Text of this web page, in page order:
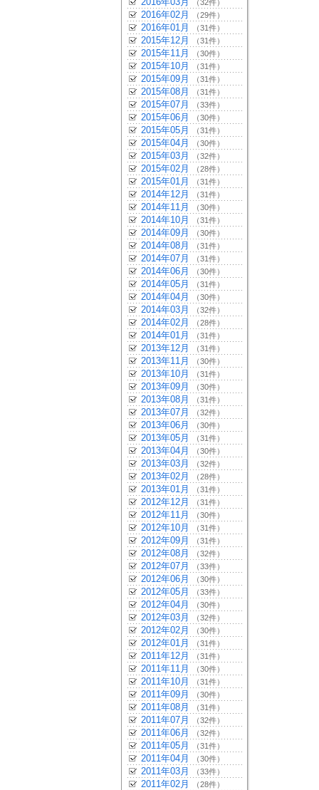
（32件）
2016年02月 （29件）
2016年01月 （31件）
2015年12月 （31件）
2015年11月 （30件）
2015年10月 （31件）
2015年09月 （31件）
2015年08月 （31件）
2015年07月 （33件）
2015年06月 （30件）
2015年05月 （31件）
2015年04月 （30件）
2015年03月 （32件）
2015年02月 （28件）
2015年01月 （31件）
2014年12月 （31件）
2014年11月 （30件）
2014年10月 （31件）
2014年09月 （30件）
2014年08月 （31件）
2014年07月 （31件）
2014年06月 （30件）
2014年05月 （31件）
2014年04月 （30件）
2014年03月 （32件）
2014年02月 （28件）
2014年01月 （31件）
2013年12月 （31件）
2013年11月 （30件）
2013年10月 （31件）
2013年09月 （30件）
2013年08月 （31件）
2013年07月 （32件）
2013年06月 （30件）
2013年05月 （31件）
2013年04月 （30件）
2013年03月 （32件）
2013年02月 （28件）
2013年01月 （31件）
2012年12月 （31件）
2012年11月 （30件）
2012年10月 （31件）
2012年09月 （31件）
2012年08月 （32件）
2012年07月 （33件）
2012年06月 （30件）
2012年05月 （33件）
2012年04月 （30件）
2012年03月 （32件）
2012年02月 （30件）
2012年01月 （31件）
2011年12月 （31件）
2011年11月 （30件）
2011年10月 （31件）
2011年09月 （30件）
2011年08月 （31件）
2011年07月 （32件）
2011年06月 （32件）
2011年05月 （31件）
2011年04月 （30件）
2011年03月 （33件）
2011年02月 （28件）